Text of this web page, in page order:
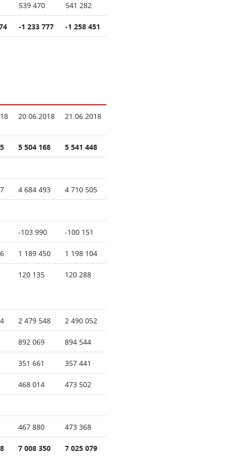
539 470 541 282
-1 233 777 -1 258 451
20.06.2018 21.06.2018
5 504 168 5 541 448
4 684 493 4 710 505
-103 990 -100 151
1 189 450 1 198 104
120 135 120 288
2 479 548 2 490 052
892 069 894 544
351 661 357 441
468 014 473 502
467 880 473 368
7 008 350 7 025 079